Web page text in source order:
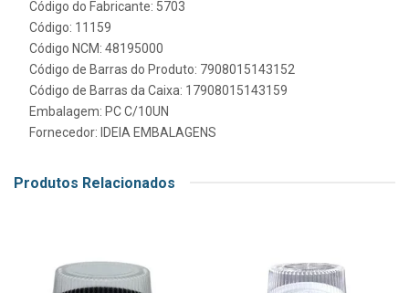
Código do Fabricante: 5703
Código: 11159
Código NCM: 48195000
Código de Barras do Produto: 7908015143152
Código de Barras da Caixa: 17908015143159
Embalagem: PC C/10UN
Fornecedor: IDEIA EMBALAGENS
Produtos Relacionados